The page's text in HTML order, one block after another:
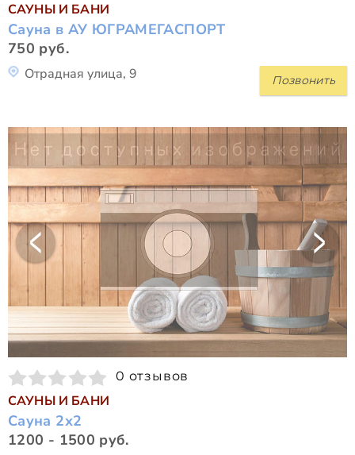
САУНЫ И БАНИ
Сауна в АУ ЮГРАМЕГАСПОРТ
750 руб.
Позвонить
Отрадная улица, 9
0 отзывов
САУНЫ И БАНИ
Сауна 2х2
1200 - 1500 руб.